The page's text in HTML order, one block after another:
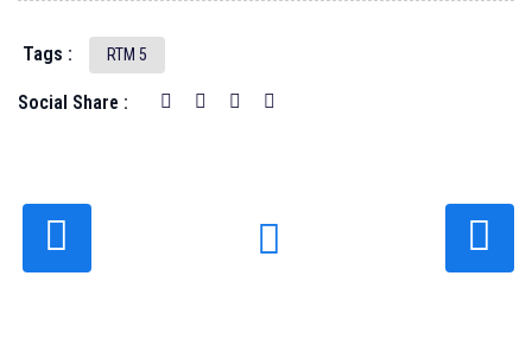
Tags : RTM 5
Social Share :